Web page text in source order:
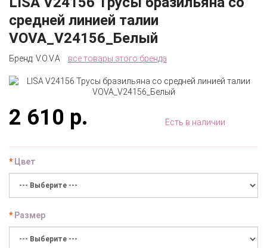
средней линией талии
VOVA_V24156_Белый
Бренд: V.O.V.A все товары этого бренда
2 610 р. Есть в наличии
Цвет
Размер